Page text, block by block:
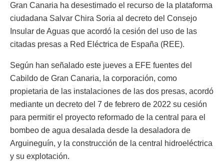
Gran Canaria ha desestimado el recurso de la plataforma
ciudadana Salvar Chira Soria al decreto del Consejo
Insular de Aguas que acordó la cesión del uso de las
citadas presas a Red Eléctrica de España (REE).
Según han señalado este jueves a EFE fuentes del
Cabildo de Gran Canaria, la corporación, como
propietaria de las instalaciones de las dos presas, acordó
mediante un decreto del 7 de febrero de 2022 su cesión
para permitir el proyecto reformado de la central para el
bombeo de agua desalada desde la desaladora de
Arguineguín, y la construcción de la central hidroeléctrica
y su explotación.